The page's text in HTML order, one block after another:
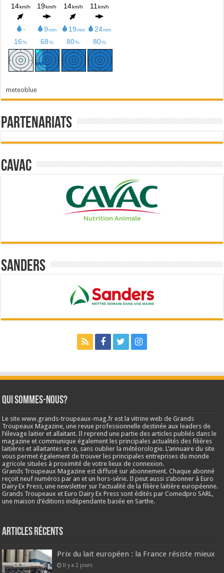
meteoblue
Partenariats
Cavac
Sanders
Qui sommes-nous?
Le site www.grands-troupeaux-mag.fr est la vitrine web de Grands
Troupeaux Magazine, une revue professionnelle destinée aux leaders de
l’élevage laitier et allaitant. Il reprend une partie des articles publiés dans le
magazine et communique également les principales actualités des filières
laitières et allaitantes et ce, sans oublier la météorologie. L’annuaire du site
vous permet également de trouver les principales entreprises du monde
agricole situées à proximité de votre lieux de connexion.
Grands Troupeaux Magazine est diffusé sur abonnement. Chaque abonné
reçoit neuf numéros par an et un hors-série. Il peut aussi s’abonner à Euro
Dairy Ex Press, une newsletter sur l’actualité de la filière laitière européenne.
Grands Troupeaux et Euro Dairy Ex Press sont édités par Comedpro SARL,
une maison d’éditions indépendante basée en Sarthe.
Articles récents
Prix du lait européen : la France résiste mieux
Il y a 2 jours